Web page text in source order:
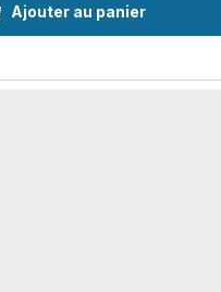
Ajouter au panier